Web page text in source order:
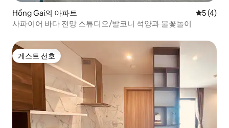
Hồng Gai의 아파트 평점 5점
5 (4)
사파이어 바다 전망 스튜디오/발코니 석양과 불꽃놀이
게스트 선호
게스트 선호